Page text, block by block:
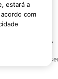
da Privacidade
os direitos
estará a
com